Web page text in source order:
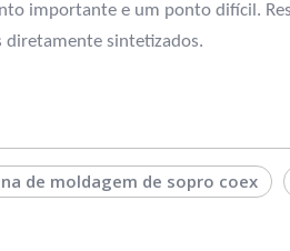
importante e um ponto difícil.
diretamente sintetizados.
de moldagem de sopro coex